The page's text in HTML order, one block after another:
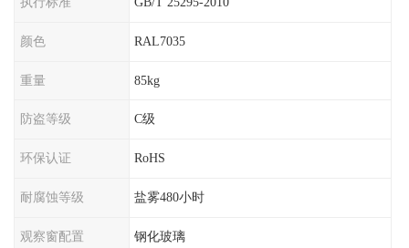
颜色 RAL7035
重量 85kg
防盗等级 C级
环保认证 RoHS
耐腐蚀等级 盐雾480小时
观察窗配置 钢化玻璃